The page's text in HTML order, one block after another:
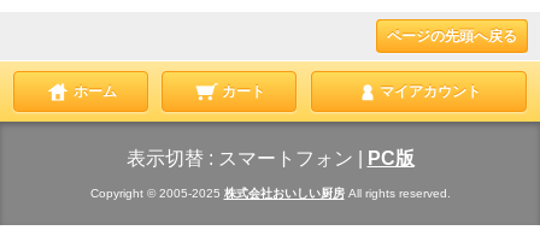
ページの先頭へ戻る
ホーム カート マイアカウント
表示切替 : スマートフォン PC版
Copyright © 2005-2025 株式会社おいしい厨房All rights reserved.